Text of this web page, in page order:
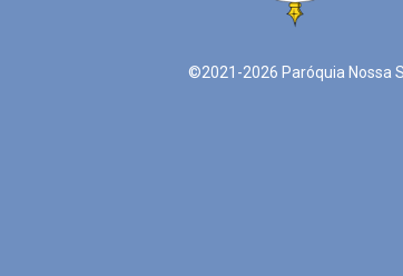
©2021-2026 Paróquia Nossa